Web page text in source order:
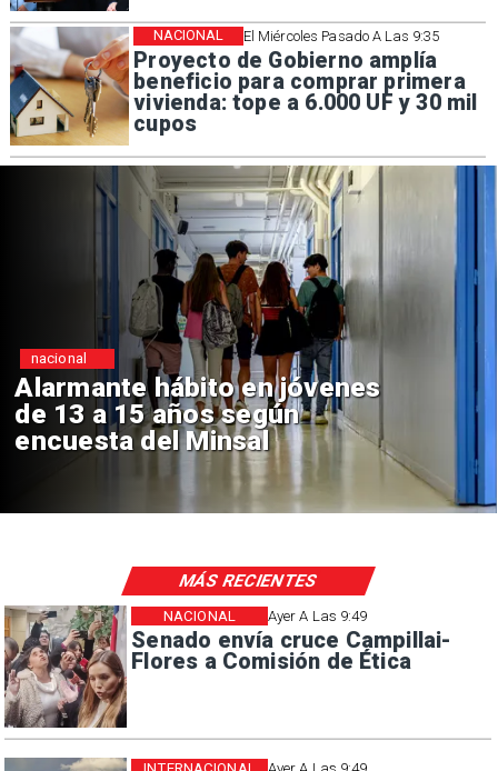
El Miércoles Pasado A Las 9:35
Proyecto de Gobierno amplía
beneficio para comprar primera
vivienda: tope a 6.000 UF y 30 mil
cupos
NACIONAL
hábito en jóvenes
a 15 años según
del Minsal
Ayer A Las 9:49
Senado envía cruce Campillai-
Flores a Comisión de Ética
NACIONAL
MÁS RECIENTES